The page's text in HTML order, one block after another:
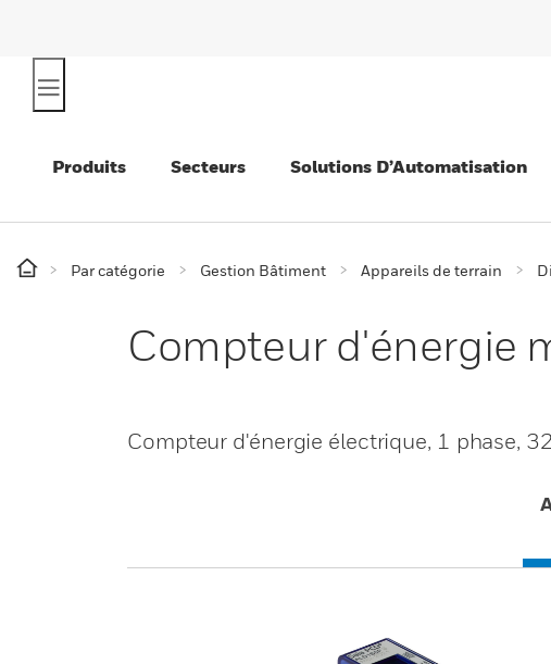
Produits Secteurs Solutions D’Automatisation
Par catégorie Gestion Bâtiment Appareils de terrain
Compteur d'énergie
Compteur d'énergie électrique, 1 phase,